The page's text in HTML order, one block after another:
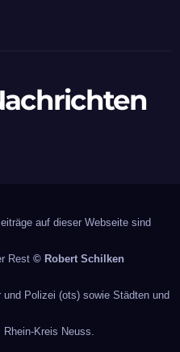
auf dieser Webseite sind
Rest © Robert Schilken
Polizei (ots) sowie Städten und
Kreis Neuss.